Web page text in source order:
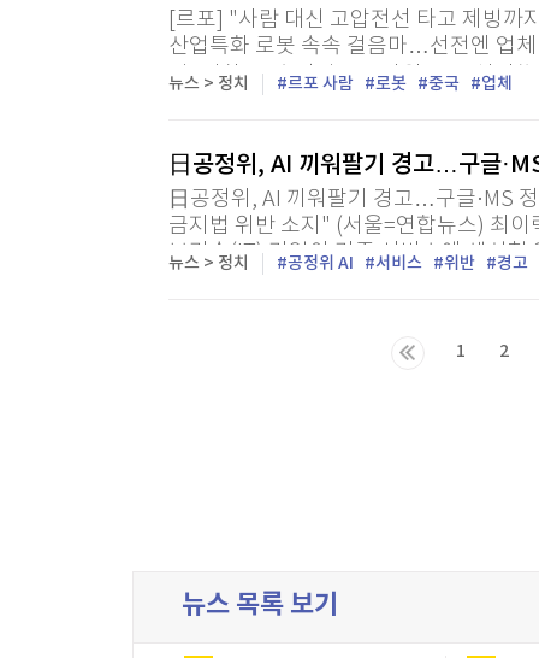
[르포] "사람 대신 고압전선 타고 제빙
산업특화 로봇 속속 걸음마…선전엔 업
전=연합뉴스) 정성조 특파원 = "즈싱저
모드 수동으로 전환." 16일 오전 중국 남
뉴스 > 정치 르포 사람 로봇 중국 업체
日공정위, AI 끼워팔기 경고…구글
日공정위, AI 끼워팔기 경고…구글·MS
금지법 위반 소지" (서울=연합뉴스) 최
보기술(IT) 기업이 기존 서비스에 생성
'끼워팔기' 행위에 대해 독점금지법 위반
뉴스 > 정치 공정위 AI 서비스 위반 경고
1 2
뉴스 목록 보기